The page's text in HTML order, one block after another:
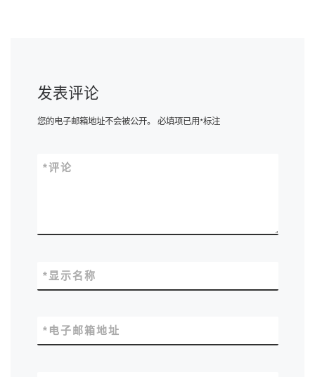
发表评论
您的电子邮箱地址不会被公开。 必填项已用*标注
评论
*
显示名称
*
电子邮箱地址
*